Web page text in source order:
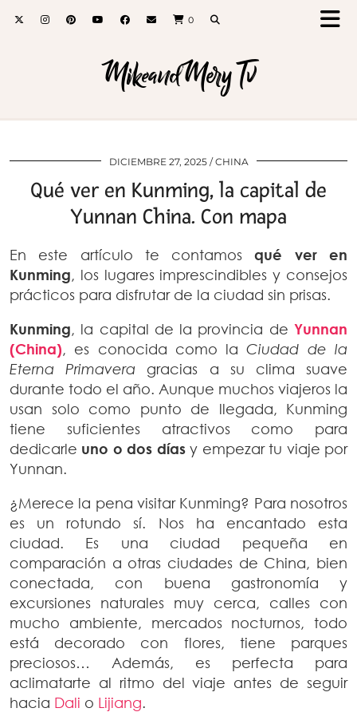
0
MikeandMery Tv
DICIEMBRE 27, 2025 CHINA
Qué ver en Kunming, la capital de
Yunnan China. Con mapa
En este artículo te contamosqué ver en
Kunming, los lugares imprescindibles y consejos
prácticos para disfrutar de la ciudad sin prisas.
Kunming, la capital de la provincia de Yunnan
(China), es conocida como laCiudad de la
Eterna Primavera gracias a su clima suave
durante todo el año. Aunque muchos viajeros la
usan solo como punto de llegada, Kunming
tiene suficientes atractivos como para
dedicarle uno o dos díasy empezar tu viaje por
Yunnan.
¿Merece la pena visitar Kunming? Para nosotros
es un rotundo sí. Nos ha encantado esta
ciudad. Es una ciudad pequeña en
comparación a otras ciudades de China, bien
conectada, con buena gastronomía y
excursiones naturales muy cerca, calles con
mucho ambiente, mercados nocturnos, todo
está decorado con flores, tiene parques
preciosos… Además, es perfecta para
aclimatarte al ritmo del viaje antes de seguir
hacia Dali o Lijiang.